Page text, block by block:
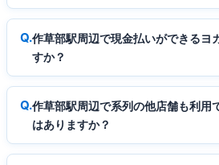
作草部駅周辺で現金払いができるヨ
すか？
作草部駅周辺で系列の他店舗も利用
はありますか？